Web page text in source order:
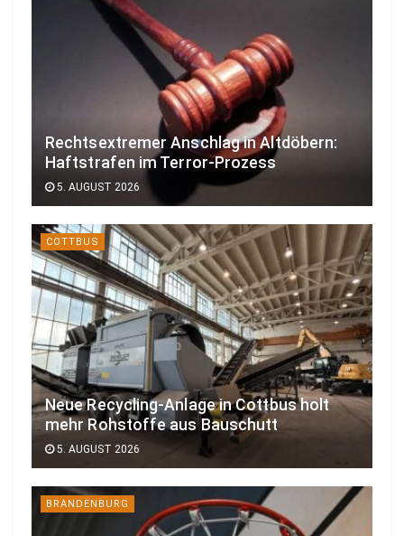
Rechtsextremer Anschlag in Altdöbern:
Haftstrafen im Terror-Prozess
5. AUGUST 2026
COTTBUS
Neue Recycling-Anlage in Cottbus holt
mehr Rohstoffe aus Bauschutt
5. AUGUST 2026
BRANDENBURG